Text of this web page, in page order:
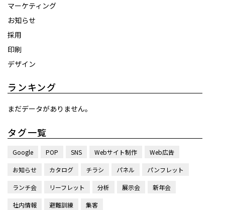
マーケティング
お知らせ
採用
印刷
デザイン
ランキング
まだデータがありません。
タグ一覧
Google POP SNS Webサイト制作 Web広告
お知らせ カタログ チラシ パネル パンフレット
ランチ会 リーフレット 分析 展示会 新年会
社内情報 避難訓練 集客